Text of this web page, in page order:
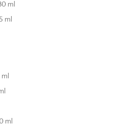
ml
ml
ml